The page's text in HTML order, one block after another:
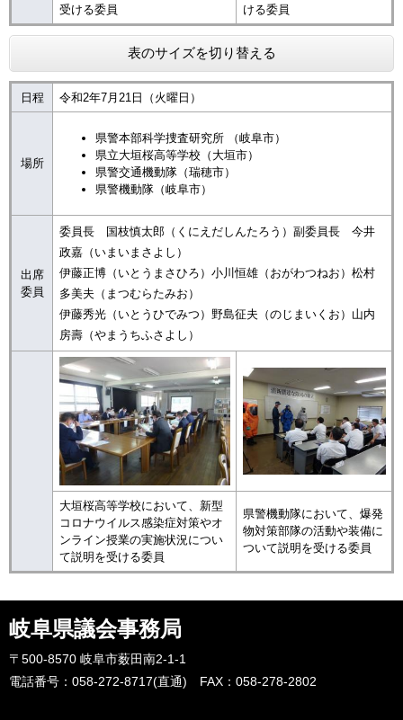
受ける委員
ける委員
表のサイズを切り替える
日程 令和2年7月21日（火曜日）
場所
県警本部科学捜査研究所 （岐阜市）
県立大垣桜高等学校（大垣市）
県警交通機動隊（瑞穂市）
県警機動隊（岐阜市）
出席
委員
委員長 国枝慎太郎（くにえだしんたろう）副委員長 今井
政嘉（いまいまさよし）
伊藤正博（いとうまさひろ）小川恒雄（おがわつねお）松村
多美夫（まつむらたみお）
伊藤秀光（いとうひでみつ）野島征夫（のじまいくお）山内
房壽（やまうちふさよし）
大垣桜高等学校において、新型
コロナウイルス感染症対策やオ
ンライン授業の実施状況につい
て説明を受ける委員
県警機動隊において、爆発
物対策部隊の活動や装備に
ついて説明を受ける委員
岐阜県議会事務局
〒500-8570 岐阜市薮田南2-1-1
電話番号：058-272-8717(直通) FAX：058-278-2802